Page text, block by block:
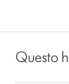
Questo